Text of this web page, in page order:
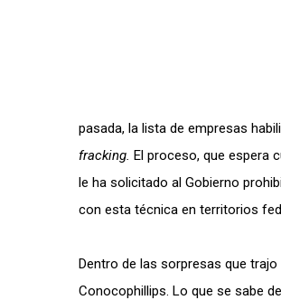
pasada, la lista de empresas
fracking. El proceso, que espera
le ha solicitado al Gobierno
con esta técnica en territorios
Dentro de las sorpresas que
Conocophillips. Lo que se sabe